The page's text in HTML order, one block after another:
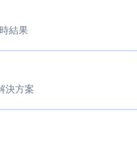
結果
決方案